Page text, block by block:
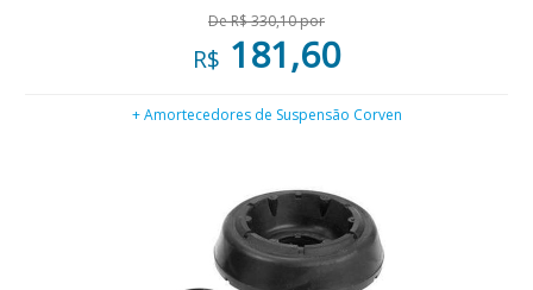
De R$ 330,10 por
R$ 181,60
+ Amortecedores de Suspensão Corven